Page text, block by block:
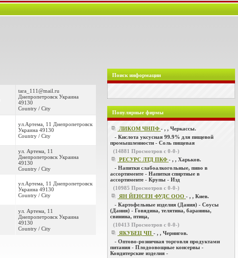
tara_111@mail.ru
Днепропетровск Украина
49130
Country / City
ул.Артема, 11 Днепропетровск
Украина 49130
Country / City
ул. Артема, 11
Днепропетровск Украина
49130
Country / City
ул.Артема, 11 Днепропетровск
Украина 49130
Country / City
ул. Артема, 11
Днепропетровск Украина
49130
Country / City
Поиск информации
Популярные фирмы
ЛИКОМ ЧНПФ - , , Черкассы.
- Кислота уксусная 99.9% для пищевой
промышленности - Соль пищевая
(14881 Просмотров с 0-0-)
РЕСУРС ЛТД ПКФ - , , Харьков.
- Напитки слабоалкогольные, пиво в
ассортименте - Напитки спиртные в
ассортименте - Крупы - Изд
(10985 Просмотров с 0-0-)
ЯН ЙЕНСЕН ФУДС ООО - , , Киев.
- Картофельные изделия (Дания) - Соусы
(Дания) - Говядина, телятина, баранина,
свинина, птица,
(10413 Просмотров с 0-0-)
ЯКУБЕЦ ЧП - , , Чернигов.
- Оптово-розничная торговля продуктами
питания - Плодоовощные консервы -
Кондитерские изделия -